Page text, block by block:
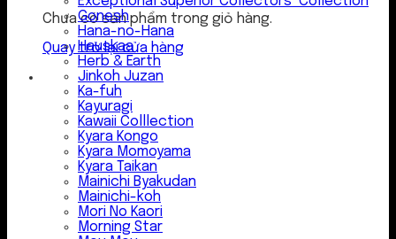
Chưa có sản phẩm trong giỏ hàng.
Quay trở lại cửa hàng
Gonesh
Hana-no-Hana
Hauskaa
Herb & Earth
Jinkoh Juzan
Ka-fuh
Kayuragi
Kawaii Colllection
Kyara Kongo
Kyara Momoyama
Kyara Taikan
Mainichi Byakudan
Mainichi-koh
Mori No Kaori
Morning Star